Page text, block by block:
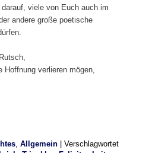
viele von Euch auch im
andere große poetische
Hoffnung verlieren mögen,
,Allgemein |Verschlagwortet